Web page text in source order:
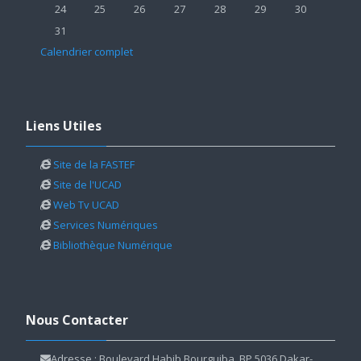
Aucun événement, lundi 24 août
24 Aucun événement, mardi 25 août
25 Aucun événement, mercredi 26 août
26 Aucun événement, jeudi 27 août
27 Aucun événement, vendredi
28 Aucun événement,
29 Aucun
30
Aucun événement, lundi 31 août
31
Calendrier complet
Liens Utiles
Site de la FASTEF
Site de l'UCAD
Web Tv UCAD
Services Numériques
Bibliothèque Numérique
Nous Contacter